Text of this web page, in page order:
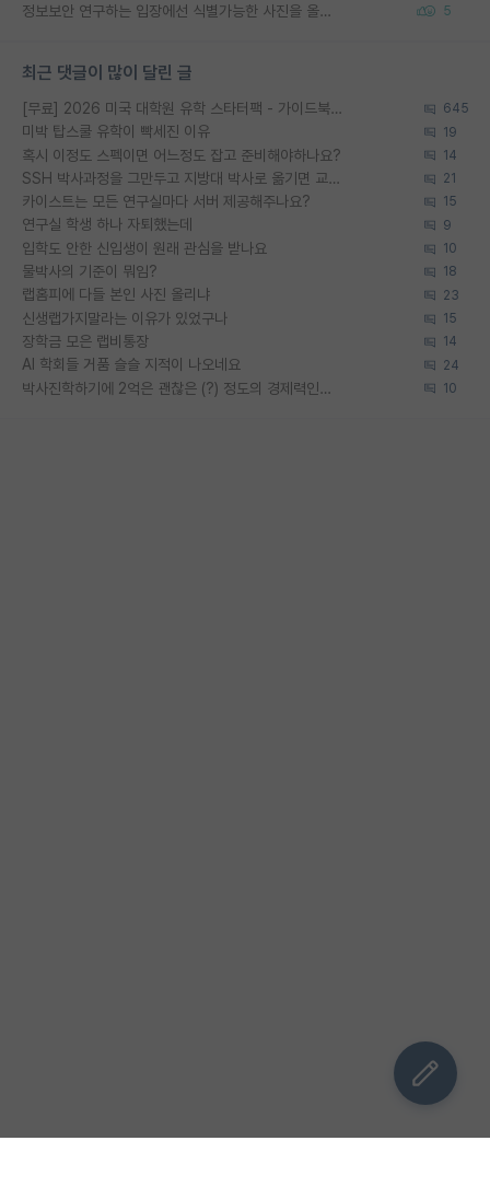
정보보안 연구하는 입장에선 식별가능한 사진을 올리는건 비추이긴함 5
최근 댓글이 많이 달린 글
[무료] 2026 미국 대학원 유학 스타터팩 - 가이드북 & 합격자 컨택메일 템플릿 645
미박 탑스쿨 유학이 빡세진 이유 19
혹시 이정도 스펙이면 어느정도 잡고 준비해야하나요? 14
SSH 박사과정을 그만두고 지방대 박사로 옮기면 교수의 꿈은 끝일까요? 21
카이스트는 모든 연구실마다 서버 제공해주나요? 15
연구실 학생 하나 자퇴했는데 9
입학도 안한 신입생이 원래 관심을 받나요 10
물박사의 기준이 뭐임? 18
랩홈피에 다들 본인 사진 올리냐 23
신생랩가지말라는 이유가 있었구나 15
장학금 모은 랩비통장 14
AI 학회들 거품 슬슬 지적이 나오네요 24
박사진학하기에 2억은 괜찮은 (?) 정도의 경제력인가요 10